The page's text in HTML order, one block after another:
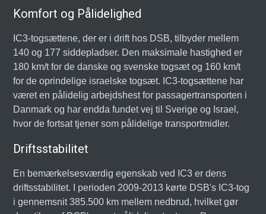
Komfort og Pålidelighed
IC3-togsættene, der er i drift hos DSB, tilbyder mellem
140 og 177 siddepladser. Den maksimale hastighed er
180 km/t for de danske og svenske togsæt og 160 km/t
for de oprindelige israelske togsæt. IC3-togsættene har
været en pålidelig arbejdshest for passagertransporten i
Danmark og har endda fundet vej til Sverige og Israel,
hvor de fortsat tjener som pålidelige transportmidler.
Driftsstabilitet
En bemærkelsesværdig egenskab ved IC3 er dens
driftsstabilitet. I perioden 2009-2013 kørte DSB's IC3-tog
i gennemsnit 385.500 km mellem nedbrud, hvilket gør